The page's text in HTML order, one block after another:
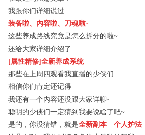
我跟你们详细说过
装备啦、内容啦、刀魂啦~
这些养成路线究竟是怎么拆分的啦~
还给大家详细介绍了
[属性精修] 全新养成系统
那些在上周四观看我直播的少侠们
相信你们肯定还记得
我还有一个内容还没跟大家详聊~
聪明的少侠们一定猜到我要说啥了吧~
是的，你没猜错，就是全新副本—个人护法